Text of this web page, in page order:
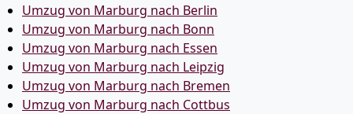
Umzug von Marburg nach Berlin
Umzug von Marburg nach Bonn
Umzug von Marburg nach Essen
Umzug von Marburg nach Leipzig
Umzug von Marburg nach Bremen
Umzug von Marburg nach Cottbus